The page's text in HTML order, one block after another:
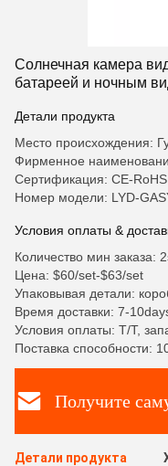
Солнечная камера
батареей и ночным
Детали продукта
Место происхождения:
Фирменное
Сертификация: CE-RoHS
Номер модели: LYD-
Условия оплаты &
Количество мин заказа:
Цена: $60/set-$63/set
Упаковывая детали:
Время доставки: 7-
Условия оплаты: T/T,
Поставка способности:
Получите
Детали продукта